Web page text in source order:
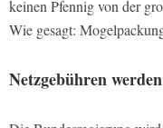
keinen Pfennig von der
Wie gesagt:
Netzgebühren